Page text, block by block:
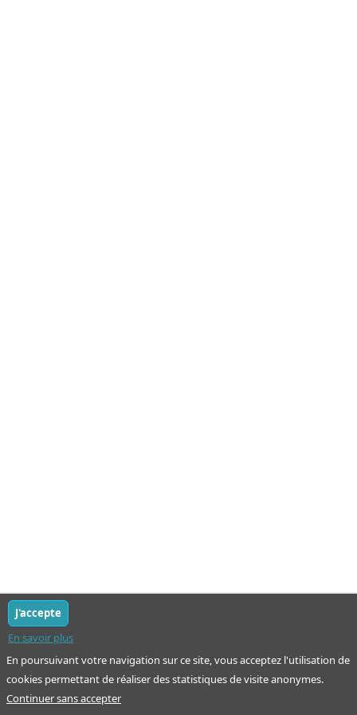
En poursuivant votre navigation sur ce site, vous acceptez l'utilisation de
cookies permettant de réaliser des statistiques de visite anonymes.
En savoir plus
J'accepte
Continuer sans accepter